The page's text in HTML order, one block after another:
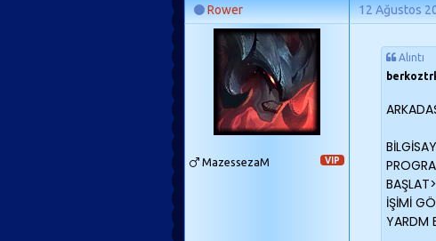
Rower 12 Ağustos
VIP
MazessezaM
Alıntı
İŞİMİ
YARDM